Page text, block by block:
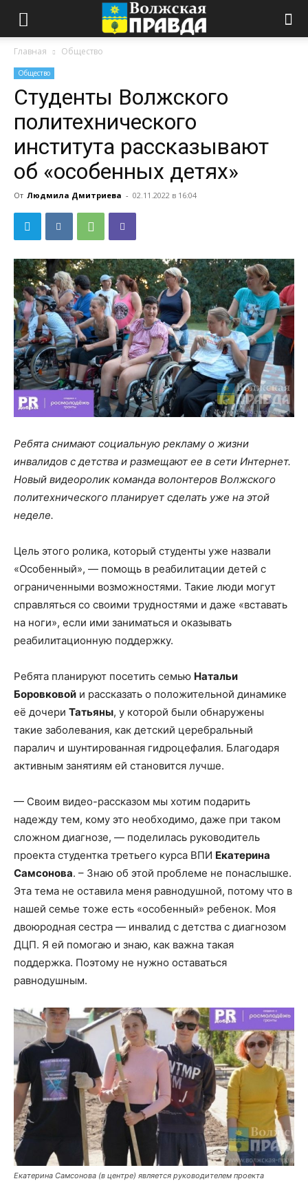
Главная Общество
Общество
Студенты Волжского
политехнического
института рассказывают
об «особенных детях»
От Людмила Дмитриева - 02.11.2022 в 16:04
Ребята снимают социальную рекламу о жизни
инвалидов с детства и размещают ее в сети Интернет.
Новый видеоролик команда волонтеров Волжского
политехнического планирует сделать уже на этой
неделе.
Цель этого ролика, который студенты уже назвали
«Особенный», — помощь в реабилитации детей с
ограниченными возможностями. Такие люди могут
справляться со своими трудностями и даже «вставать
на ноги», если ими заниматься и оказывать
реабилитационную поддержку.
Ребята планируют посетить семью Натальи
Боровковой и рассказать о положительной динамике
её дочери Татьяны, у которой были обнаружены
такие заболевания, как детский церебральный
паралич и шунтированная гидроцефалия. Благодаря
активным занятиям ей становится лучше.
— Своим видео-рассказом мы хотим подарить
надежду тем, кому это необходимо, даже при таком
сложном диагнозе, — поделилась руководитель
проекта студентка третьего курса ВПИ Екатерина
Самсонова. – Знаю об этой проблеме не понаслышке.
Эта тема не оставила меня равнодушной, потому что в
нашей семье тоже есть «особенный» ребенок. Моя
двоюродная сестра — инвалид с детства с диагнозом
ДЦП. Я ей помогаю и знаю, как важна такая
поддержка. Поэтому не нужно оставаться
равнодушным.
Екатерина Самсонова (в центре) является руководителем проекта